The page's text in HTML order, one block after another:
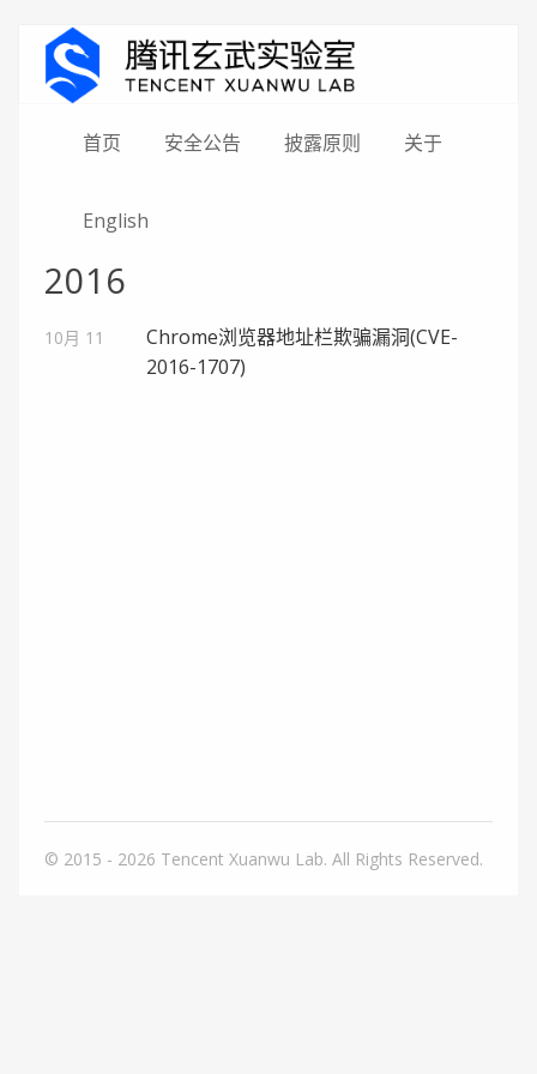
首页 安全公告 披露原则 关于
English
2016
10月 11
Chrome浏览器地址栏欺骗漏洞(CVE-
2016-1707)
© 2015 - 2026 Tencent Xuanwu Lab. All Rights Reserved.